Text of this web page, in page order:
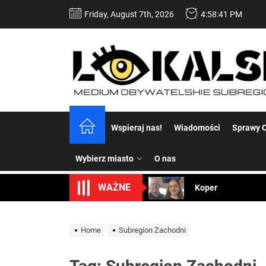
Friday, August 7th, 2026 4:58:43 PM
Wspieraj nas! Wiadomości Sprawy
Wybierz miasto O nas
WAŻNE
Koper – część 2.
Uwaga Dębieńsko
Home Subregion Zachodni